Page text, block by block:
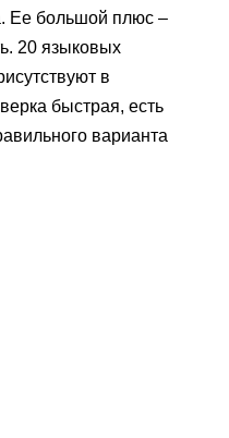
Ее большой плюс –
20 языковых
в
быстрая, есть
варианта